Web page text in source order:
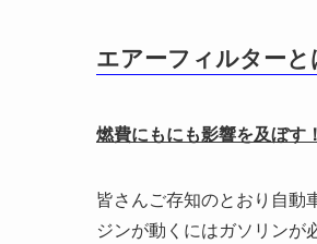
エアーフィルターと
燃費にもにも影響を及ぼす
皆さんご存知のとおり自動
ジンが動くにはガソリンが